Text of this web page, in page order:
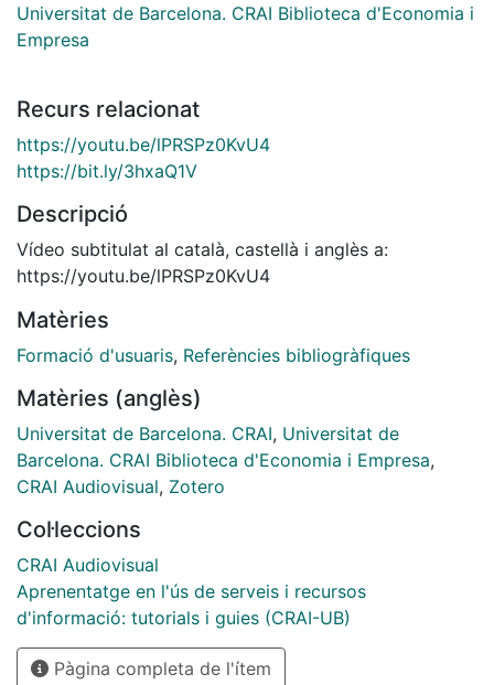
Universitat de Barcelona. CRAI Biblioteca d'Economia i
Empresa
Recurs relacionat
https://youtu.be/lPRSPz0KvU4
https://bit.ly/3hxaQ1V
Descripció
Vídeo subtitulat al català, castellà i anglès a:
https://youtu.be/lPRSPz0KvU4
Matèries
Formació d'usuaris, Referències bibliogràfiques
Matèries (anglès)
Universitat de Barcelona. CRAI, Universitat de
Barcelona. CRAI Biblioteca d'Economia i Empresa,
CRAI Audiovisual, Zotero
Col·leccions
CRAI Audiovisual
Aprenentatge en l'ús de serveis i recursos
d'informació: tutorials i guies (CRAI-UB)
Pàgina completa de l'ítem